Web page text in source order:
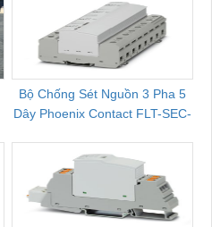
Bộ Chống Sét Nguồn 3 Pha 5
Dây Phoenix Contact FLT-SEC-